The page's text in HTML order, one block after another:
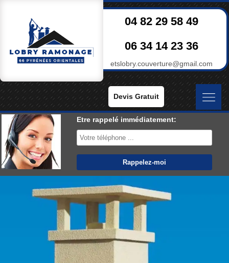
04 82 29 58 49
06 34 14 23 36
etslobry.couverture@gmail.com
Devis Gratuit
Etre rappelé immédiatement: